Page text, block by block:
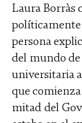
Laura Borràs
persona
del mundo
universitaria
que
mitad del